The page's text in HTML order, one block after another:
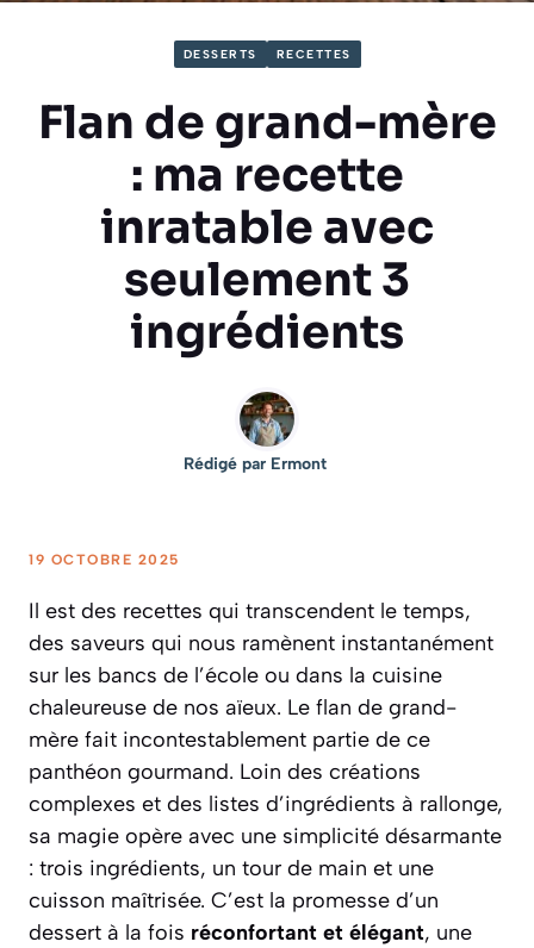
DESSERTS RECETTES
Flan de grand-mère
: ma recette
inratable avec
seulement 3
ingrédients
Rédigé par Ermont
19 OCTOBRE 2025
Il est des recettes qui transcendent le temps,
des saveurs qui nous ramènent instantanément
sur les bancs de l’école ou dans la cuisine
chaleureuse de nos aïeux. Le flan de grand-
mère fait incontestablement partie de ce
panthéon gourmand. Loin des créations
complexes et des listes d’ingrédients à rallonge,
sa magie opère avec une simplicité désarmante
: trois ingrédients, un tour de main et une
cuisson maîtrisée. C’est la promesse d’un
dessert à la fois réconfortant et élégant, une